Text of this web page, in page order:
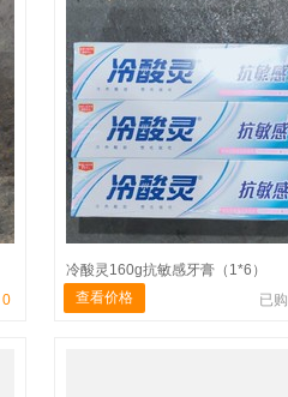
0
冷酸灵160g抗敏感牙膏（1*6）
查看价格
已